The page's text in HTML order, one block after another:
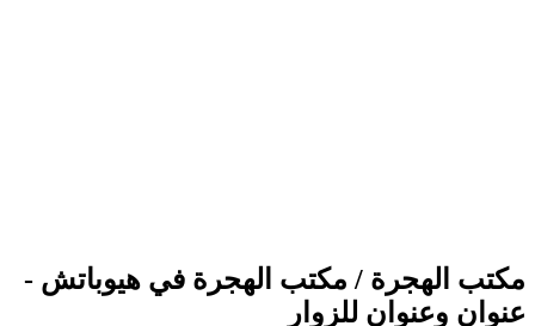
مكتب الهجرة / مكتب الهجرة في هيوباتش -
عنوان وعنوان للزوار